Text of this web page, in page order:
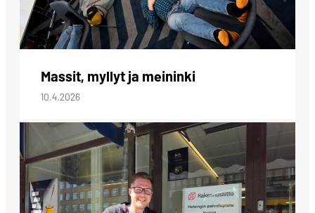
Massit, myllyt ja meininki
10.4.2026